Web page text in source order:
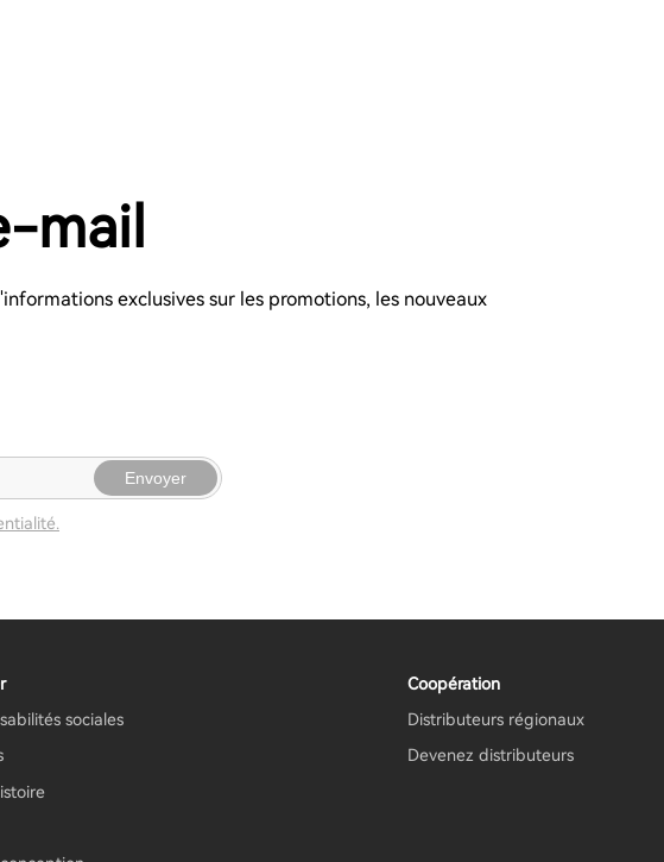
mail
exclusives sur les promotions, les nouveaux
Envoyer
sociales
Coopération
Distributeurs régionaux
Devenez distributeurs